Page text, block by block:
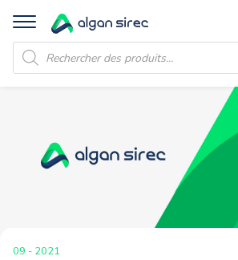
Recherche
de
produits
09 - 2021